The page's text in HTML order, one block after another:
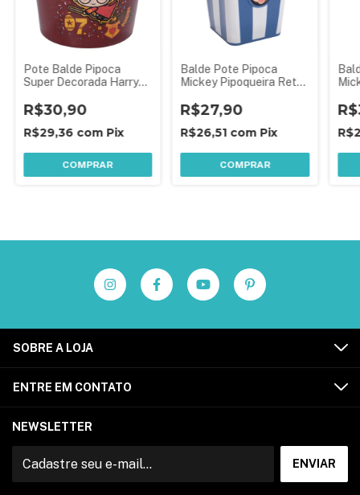
Pote Balde Pipoca
Super Decorada Harry
R$30,90
R$29,36 com Pix
COMPRAR
Balde Pote Pipoca
Mickey Pipoqueira Retrô
R$27,90
R$26,51 com Pix
COMPRAR
SOBRE A LOJA
ENTRE EM CONTATO
NEWSLETTER